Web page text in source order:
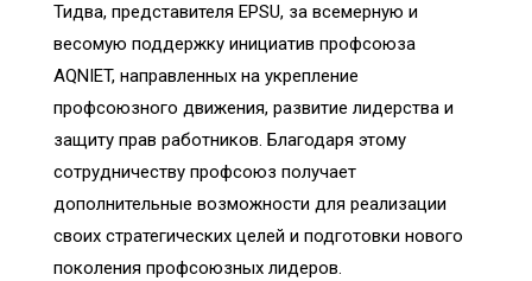
Тидва, представителя EPSU, за всемерную и
весомую поддержку инициатив профсоюза
AQNIET, направленных на укрепление
профсоюзного движения, развитие лидерства и
защиту прав работников. Благодаря этому
сотрудничеству профсоюз получает
дополнительные возможности для реализации
своих стратегических целей и подготовки нового
поколения профсоюзных лидеров.